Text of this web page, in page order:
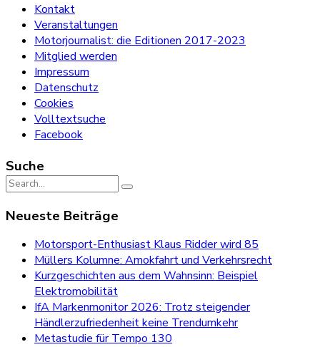
Kontakt
Veranstaltungen
Motorjournalist: die Editionen 2017-2023
Mitglied werden
Impressum
Datenschutz
Cookies
Volltextsuche
Facebook
Suche
Search
for:
Neueste Beiträge
Motorsport-Enthusiast Klaus Ridder wird 85
Müllers Kolumne: Amokfahrt und Verkehrsrecht
Kurzgeschichten aus dem Wahnsinn: Beispiel
Elektromobilität
IfA Markenmonitor 2026: Trotz steigender
Händlerzufriedenheit keine Trendumkehr
Metastudie für Tempo 130